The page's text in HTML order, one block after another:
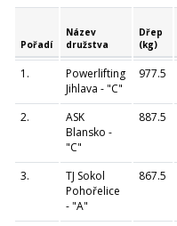
Pořadí
Název
družstva
Dřep
(kg)
1.
Powerlifting
Jihlava - "C"
977.5
2.
ASK
Blansko -
"C"
887.5
3.
TJ Sokol
Pohořelice
- "A"
867.5